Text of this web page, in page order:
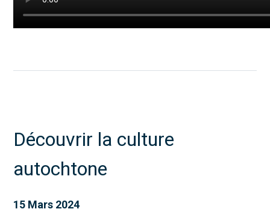
Découvrir la culture
autochtone
15 Mars 2024